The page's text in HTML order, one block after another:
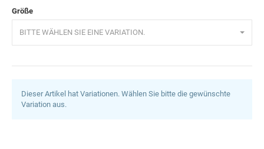
Schwarz
Größe
BITTE WÄHLEN SIE EINE VARIATION.
Dieser Artikel hat Variationen. Wählen Sie bitte die gewünschte
Variation aus.